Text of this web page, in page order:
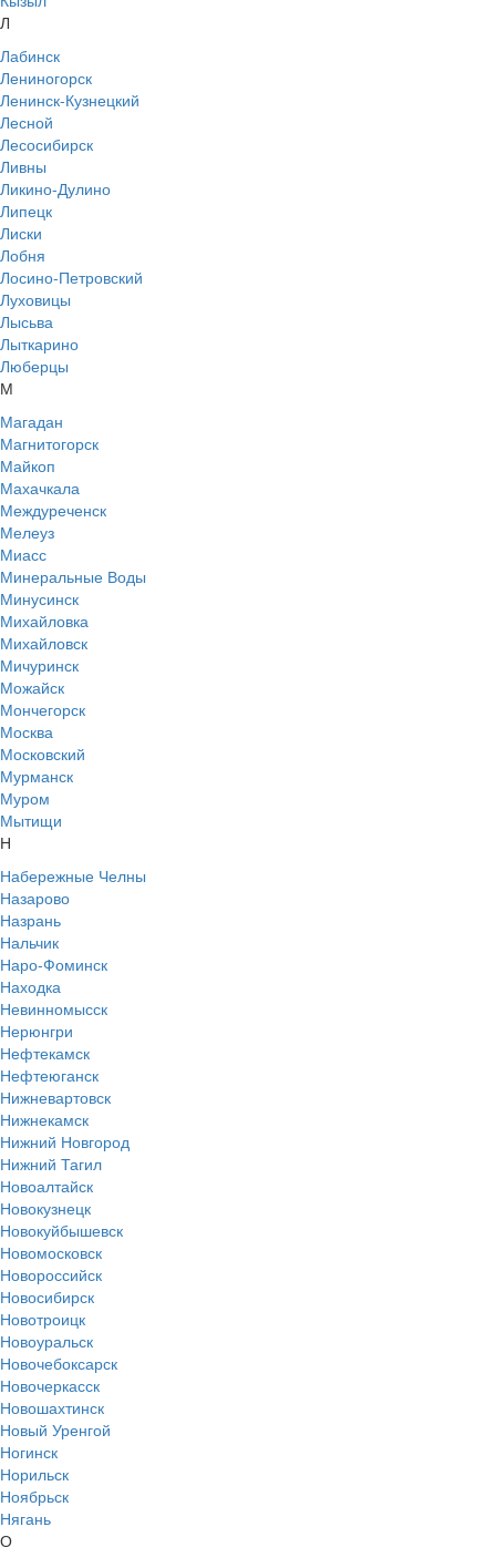
Л
Лабинск
Лениногорск
Ленинск-Кузнецкий
Лесной
Лесосибирск
Ливны
Ликино-Дулино
Липецк
Лиски
Лобня
Лосино-Петровский
Луховицы
Лысьва
Лыткарино
Люберцы
М
Магадан
Магнитогорск
Майкоп
Махачкала
Междуреченск
Мелеуз
Миасс
Минеральные Воды
Минусинск
Михайловка
Михайловск
Мичуринск
Можайск
Мончегорск
Москва
Московский
Мурманск
Муром
Мытищи
Н
Набережные Челны
Назарово
Назрань
Нальчик
Наро-Фоминск
Находка
Невинномысск
Нерюнгри
Нефтекамск
Нефтеюганск
Нижневартовск
Нижнекамск
Нижний Новгород
Нижний Тагил
Новоалтайск
Новокузнецк
Новокуйбышевск
Новомосковск
Новороссийск
Новосибирск
Новотроицк
Новоуральск
Новочебоксарск
Новочеркасск
Новошахтинск
Новый Уренгой
Ногинск
Норильск
Ноябрьск
Нягань
О